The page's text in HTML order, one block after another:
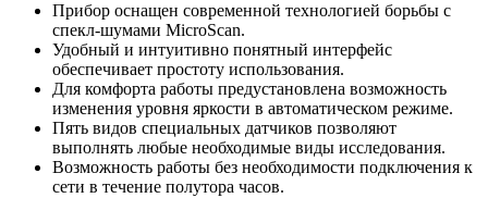
Прибор оснащен современной технологией борьбы с
спекл-шумами MicroScan.
Удобный и интуитивно понятный интерфейс
обеспечивает простоту использования.
Для комфорта работы предустановлена возможность
изменения уровня яркости в автоматическом режиме.
Пять видов специальных датчиков позволяют
выполнять любые необходимые виды исследования.
Возможность работы без необходимости подключения к
сети в течение полутора часов.